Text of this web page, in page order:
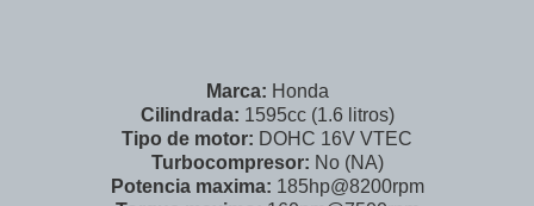
Marca: Honda
Cilindrada: 1595cc (1.6 litros)
Tipo de motor: DOHC 16V VTEC
Turbocompresor: No (NA)
Potencia maxima: 185hp@8200rpm